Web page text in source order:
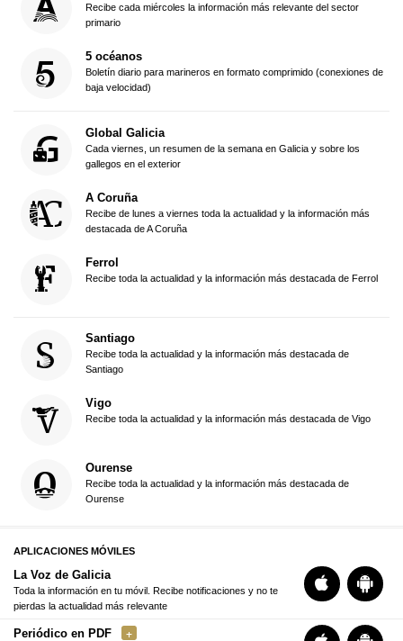
Recibe cada miércoles la información más relevante del sector
primario
5 océanos
Boletín diario para marineros en formato comprimido (conexiones de
baja velocidad)
Global Galicia
Cada viernes, un resumen de la semana en Galicia y sobre los
gallegos en el exterior
A Coruña
Recibe de lunes a viernes toda la actualidad y la información más
destacada de A Coruña
Ferrol
Recibe toda la actualidad y la información más destacada de Ferrol
Santiago
Recibe toda la actualidad y la información más destacada de
Santiago
Vigo
Recibe toda la actualidad y la información más destacada de Vigo
Ourense
Recibe toda la actualidad y la información más destacada de
Ourense
APLICACIONES MÓVILES
La Voz de Galicia
Toda la información en tu móvil. Recibe notificaciones y no te
pierdas la actualidad más relevante
Periódico en PDF